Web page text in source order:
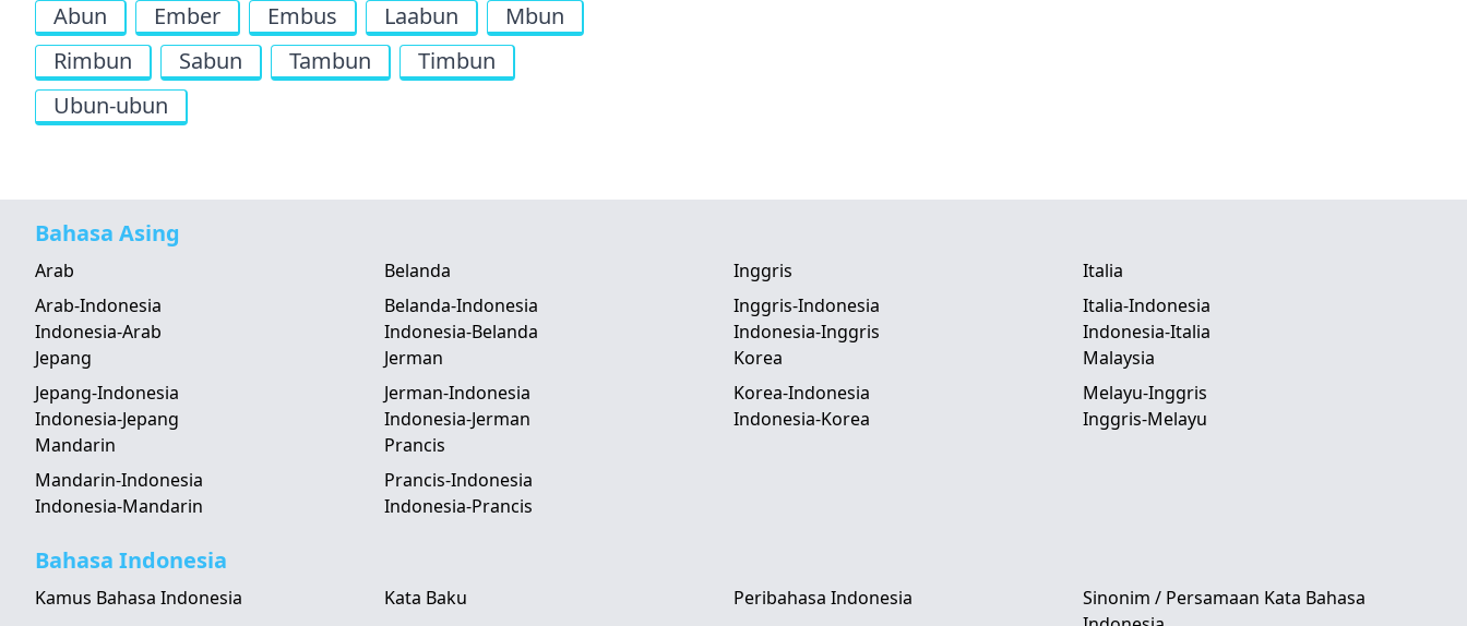
Abun
Ember Embus Laabun
Mbun
Rimbun
Sabun Tambun
Timbun
Ubun-ubun
Bahasa Asing
Arab
Arab-Indonesia
Indonesia-Arab
Belanda
Belanda-Indonesia
Indonesia-Belanda
Inggris
Inggris-Indonesia
Indonesia-Inggris
Italia
Italia-Indonesia
Indonesia-Italia
Jepang
Jepang-Indonesia
Indonesia-Jepang
Jerman
Jerman-Indonesia
Indonesia-Jerman
Korea
Korea-Indonesia
Indonesia-Korea
Malaysia
Melayu-Inggris
Inggris-Melayu
Mandarin
Mandarin-Indonesia
Indonesia-Mandarin
Prancis
Prancis-Indonesia
Indonesia-Prancis
Bahasa Indonesia
Kamus Bahasa Indonesia Kata Baku Peribahasa Indonesia
Sinonim / Persamaan Kata Bahasa